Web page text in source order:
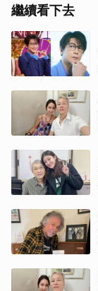
繼續看下去